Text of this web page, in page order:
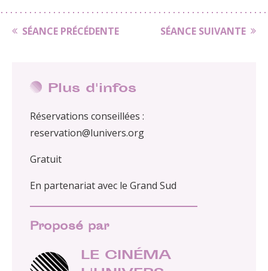
SÉANCE PRÉCÉDENTE SÉANCE SUIVANTE
Plus d'infos
Réservations conseillées :
reservation@lunivers.org
Gratuit
En partenariat avec le Grand Sud
Proposé par
LE CINÉMA